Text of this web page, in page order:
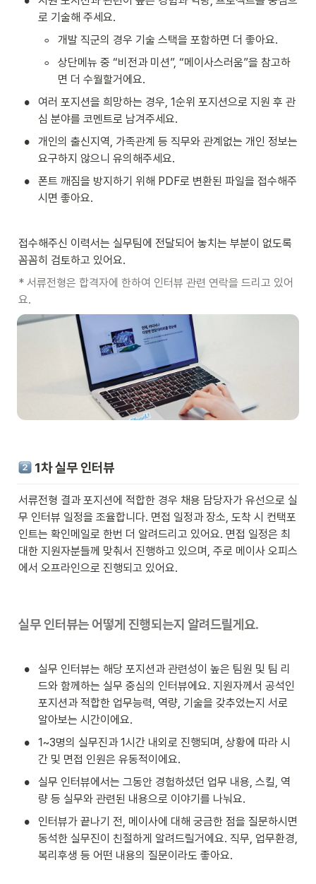
로 기술해 주세요.
◦ 개발 직군의 경우 기술 스택을 포함하면 더 좋아요.
◦
상단메뉴 중 “비전과 미션”, “메이사스러움”을 참고하
면 더 수월할거에요.
•
여러 포지션을 희망하는 경우, 1순위 포지션으로 지원 후 관
심 분야를 코멘트로 남겨주세요.
•
개인의 출신지역, 가족관계 등 직무와 관계없는 개인 정보는
요구하지 않으니 유의해주세요.
•
폰트 깨짐을 방지하기 위해 PDF로 변환된 파일을 접수해주
시면 좋아요.
접수해주신 이력서는 실무팀에 전달되어 놓치는 부분이 없도록
꼼꼼히 검토하고 있어요.
* 서류전형은 합격자에 한하여 인터뷰 관련 연락을 드리고 있어
요.
1차 실무 인터뷰
서류전형 결과 포지션에 적합한 경우 채용 담당자가 유선으로 실
무 인터뷰 일정을 조율합니다. 면접 일정과 장소, 도착 시 컨택포
인트는 확인메일로 한번 더 알려드리고 있어요. 면접 일정은 최
대한 지원자분들께 맞춰서 진행하고 있으며, 주로 메이사 오피스
에서 오프라인으로 진행되고 있어요.
실무 인터뷰는 어떻게 진행되는지 알려드릴게요.
•
실무 인터뷰는 해당 포지션과 관련성이 높은 팀원 및 팀 리
드와 함께하는 실무 중심의 인터뷰에요. 지원자께서 공석인
포지션과 적합한 업무능력, 역량, 기술을 갖추었는지 서로
알아보는 시간이에요.
•
1~3명의 실무진과 1시간 내외로 진행되며, 상황에 따라 시
간 및 면접 인원은 유동적이에요.
•
실무 인터뷰에서는 그동안 경험하셨던 업무 내용, 스킬, 역
량 등 실무와 관련된 내용으로 이야기를 나눠요.
•
인터뷰가 끝나기 전, 메이사에 대해 궁금한 점을 질문하시면
동석한 실무진이 친절하게 알려드릴거에요. 직무, 업무환경,
복리후생 등 어떤 내용의 질문이라도 좋아요.